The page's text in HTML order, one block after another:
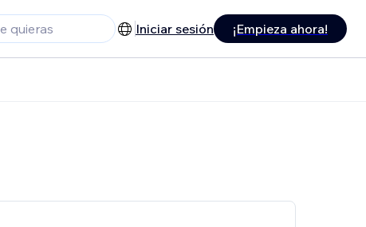
Iniciar sesión ¡Empieza ahora!